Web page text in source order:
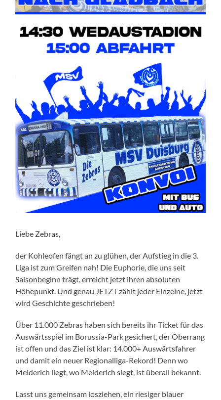
Liebe Zebras,
der Kohleofen fängt an zu glühen, der Aufstieg in die 3.
Liga ist zum Greifen nah! Die Euphorie, die uns seit
Saisonbeginn trägt, erreicht jetzt ihren absoluten
Höhepunkt. Und genau JETZT zählt jeder Einzelne, jetzt
wird Geschichte geschrieben!
Über 11.000 Zebras haben sich bereits ihr Ticket für das
Auswärtsspiel im Borussia-Park gesichert, der Oberrang
ist offen und das Ziel ist klar: 14.000+ Auswärtsfahrer
und damit ein neuer Regionalliga-Rekord! Denn wo
Meiderich liegt, wo Meiderich siegt, ist überall bekannt.
Lasst uns gemeinsam losziehen, ein riesiger blauer